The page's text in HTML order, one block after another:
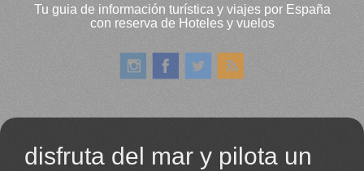
Tu guia de información turística y viajes por España
con reserva de Hoteles y vuelos
disfruta del mar y pilota un